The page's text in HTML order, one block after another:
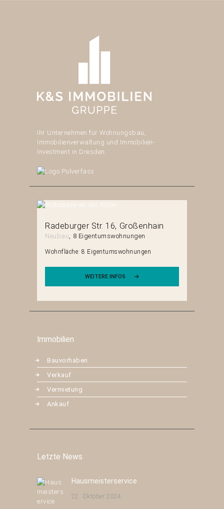
Ihr Unternehmen für Wohnungsbau,
Immobilienverwaltung und Immobilien-
Investment in Dresden.
Radeburger Str. 16 Großenhain
Neubau 8 Eigentumswohnungen
Wohnfläche: 8 Eigentumswohnungen
WEITERE INFOS
Immobilien
Bauvorhaben
Verkauf
Vermietung
Ankauf
Letzte News
Hausmeisterservice
22. Oktober 2024